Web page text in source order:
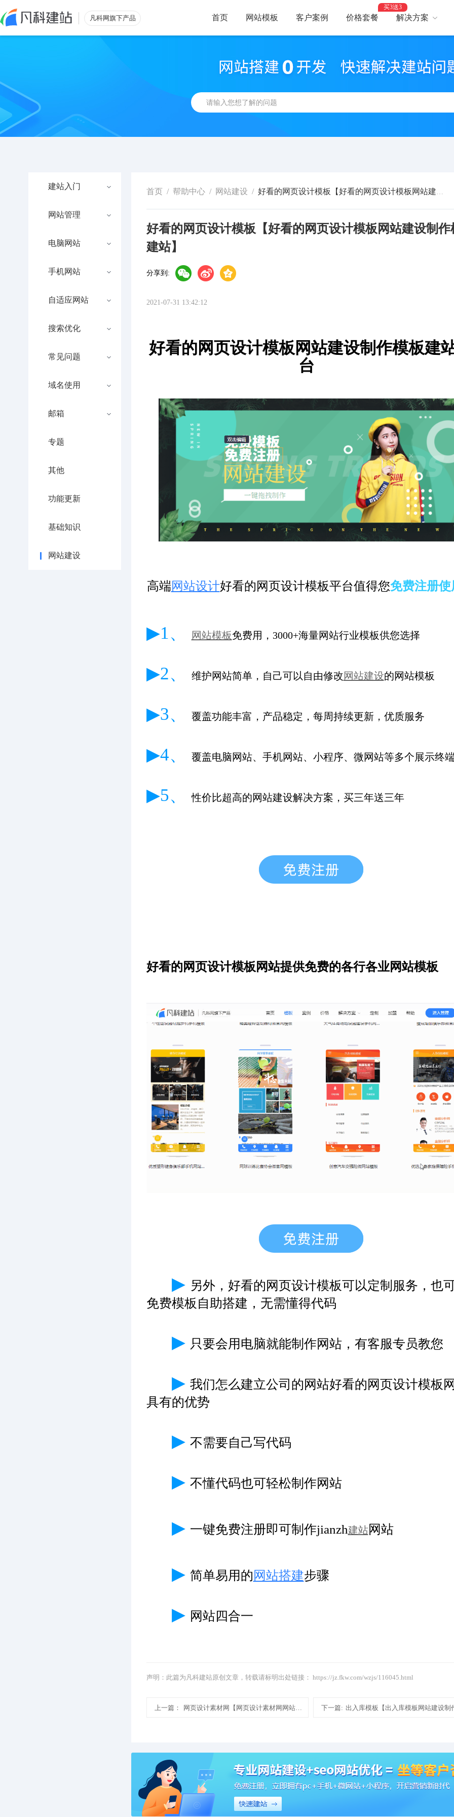
凡科网旗下产品 首页 网站模板 客户案例 价格套餐
买3送3
解决方案
智能建站，高效优化 助力
建站入门
网站管理
电脑网站
手机网站
自适应网站
搜索优化
常见问题
域名使用
邮箱
专题
其他
功能更新
基础知识
网站建设
首页 / 帮助中心 / 网站建设 / 好看的网页设计模板【好看的网页设计模板网站建设
好看的网页设计模板【好看的网页设计模板网站建设制作
建站】
分享到:
2021-07-31 13:42:12
好看的网页设计模板网站建设制作模板建
台
高端网站设计好看的网页设计模板平台值得您免费注册使
▶1、 网站模板免费用，3000+海量网站行业模板供您选择
▶2、 维护网站简单，自己可以自由修改网站建设的网站模板
▶3、 覆盖功能丰富，产品稳定，每周持续更新，优质服务
▶4、 覆盖电脑网站、手机网站、小程序、微网站等多个展示终
▶5、性价比超高的网站建设解决方案，买三年送三年
好看的网页设计模板网站提供免费的各行各业网站模板
▶ 另外，好看的网页设计模板可以定制服务，也
免费模板自助搭建，无需懂得代码
▶ 只要会用电脑就能制作网站，有客服专员教您
▶ 我们怎么建立公司的网站好看的网页设计模板
具有的优势
▶ 不需要自己写代码
▶ 不懂代码也可轻松制作网站
▶ 一键免费注册即可制作jianzh建站网站
▶ 简单易用的 网站搭建步骤
▶ 网站四合一
声明：此篇为凡科建站原创文章，转载请标明出处链接： https://jz.fkw.com/wzjs/116045.html
上一篇： 网页设计素材网【网页设计素材网网站建设制作模板建站】
下一篇: 出入库模板【出入库模板网站建设制